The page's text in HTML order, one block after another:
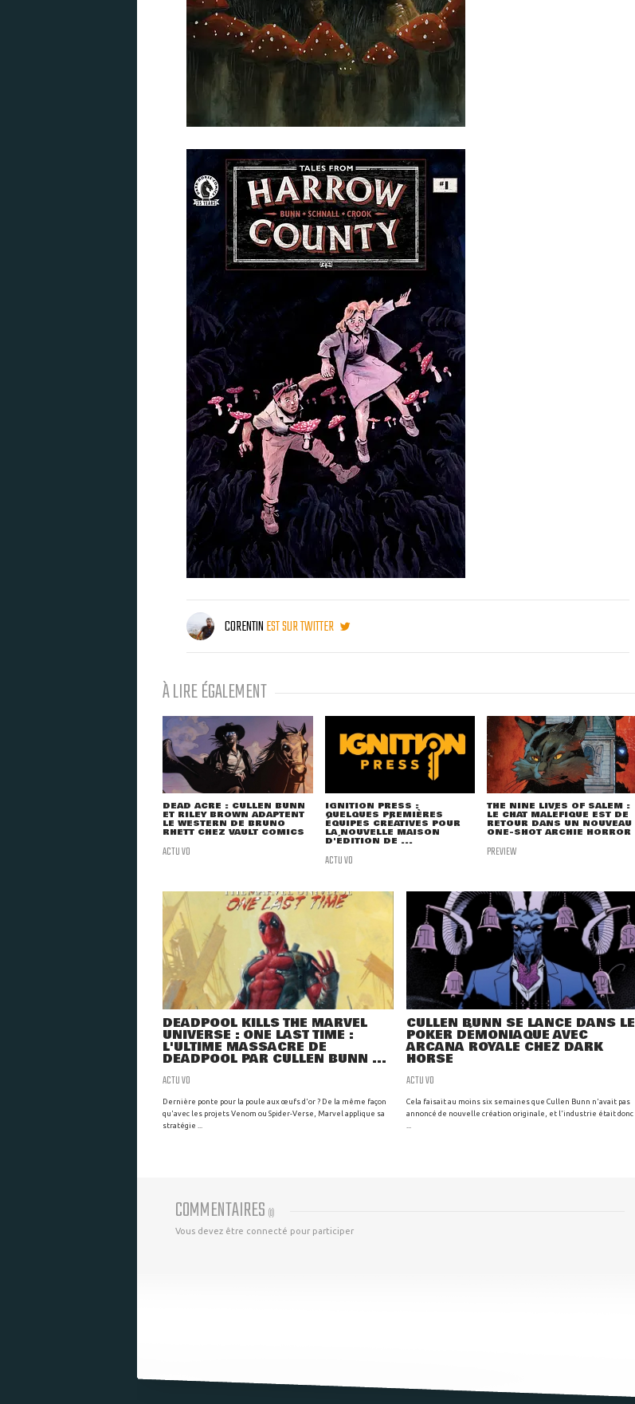
CORENTINEST SUR TWITTER
À LIRE ÉGALEMENT
DEAD ACRE : CULLEN BUNN
ET RILEY BROWN ADAPTENT
LE WESTERN DE BRUNO
RHETT CHEZ VAULT COMICS
ACTU VO
IGNITION PRESS :
QUELQUES PREMIÈRES
ÉQUIPES CRÉATIVES POUR
LA NOUVELLE MAISON
D'ÉDITION DE ...
ACTU VO
THE NINE LIVES OF SALEM :
LE CHAT MALÉFIQUE EST DE
RETOUR DANS UN NOUVEAU
ONE-SHOT ARCHIE HORROR
PREVIEW
DEADPOOL KILLS THE MARVEL
UNIVERSE : ONE LAST TIME :
L'ULTIME MASSACRE DE
DEADPOOL PAR CULLEN BUNN ...
ACTU VO
Dernière ponte pour la poule aux œufs d'or ? De la même façon
qu'avec les projets Venom ou Spider-Verse, Marvel applique sa
stratégie ...
CULLEN BUNN SE LANCE DANS LE
POKER DÉMONIAQUE AVEC
ARCANA ROYALE CHEZ DARK
HORSE
ACTU VO
Cela faisait au moins six semaines que Cullen Bunn n'avait pas
annoncé de nouvelle création originale, et l'industrie était donc
COMMENTAIRES (0)
Vous devez être connecté pour participer